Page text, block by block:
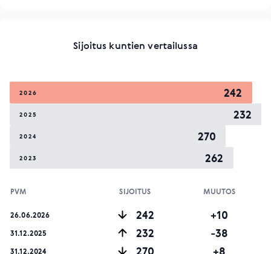
Sijoitus kuntien vertailussa
2026 242
2025 232
2024 270
2023 262
PVM SIJOITUS MUUTOS
26.06.2026 242 +10
31.12.2025 232 -38
31.12.2024 270 +8